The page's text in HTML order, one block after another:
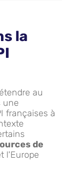
la
au
une
françaises à
de
l'Europe